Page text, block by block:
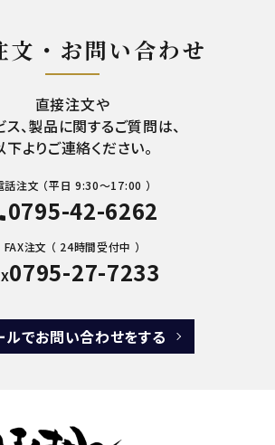
文・お問い合わせ
直接注文や
ス、製品に関するご質問は、
下よりご連絡ください。
話注文 （平日 9:30～17:00 ）
0795-42-6262
FAX注文 （ 24時間受付中 ）
0795-27-7233
ルでお問い合わせをする